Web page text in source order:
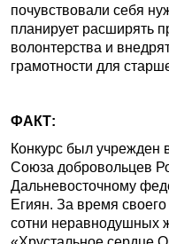
почувствовали себя
планирует расширять
волонтерства и
грамотности для
ФАКТ:
Конкурс был учрежден
Союза добровольцев
Дальневосточному
Егиян. За время
сотни неравнодушных